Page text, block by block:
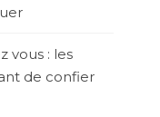
vous : les
de confier